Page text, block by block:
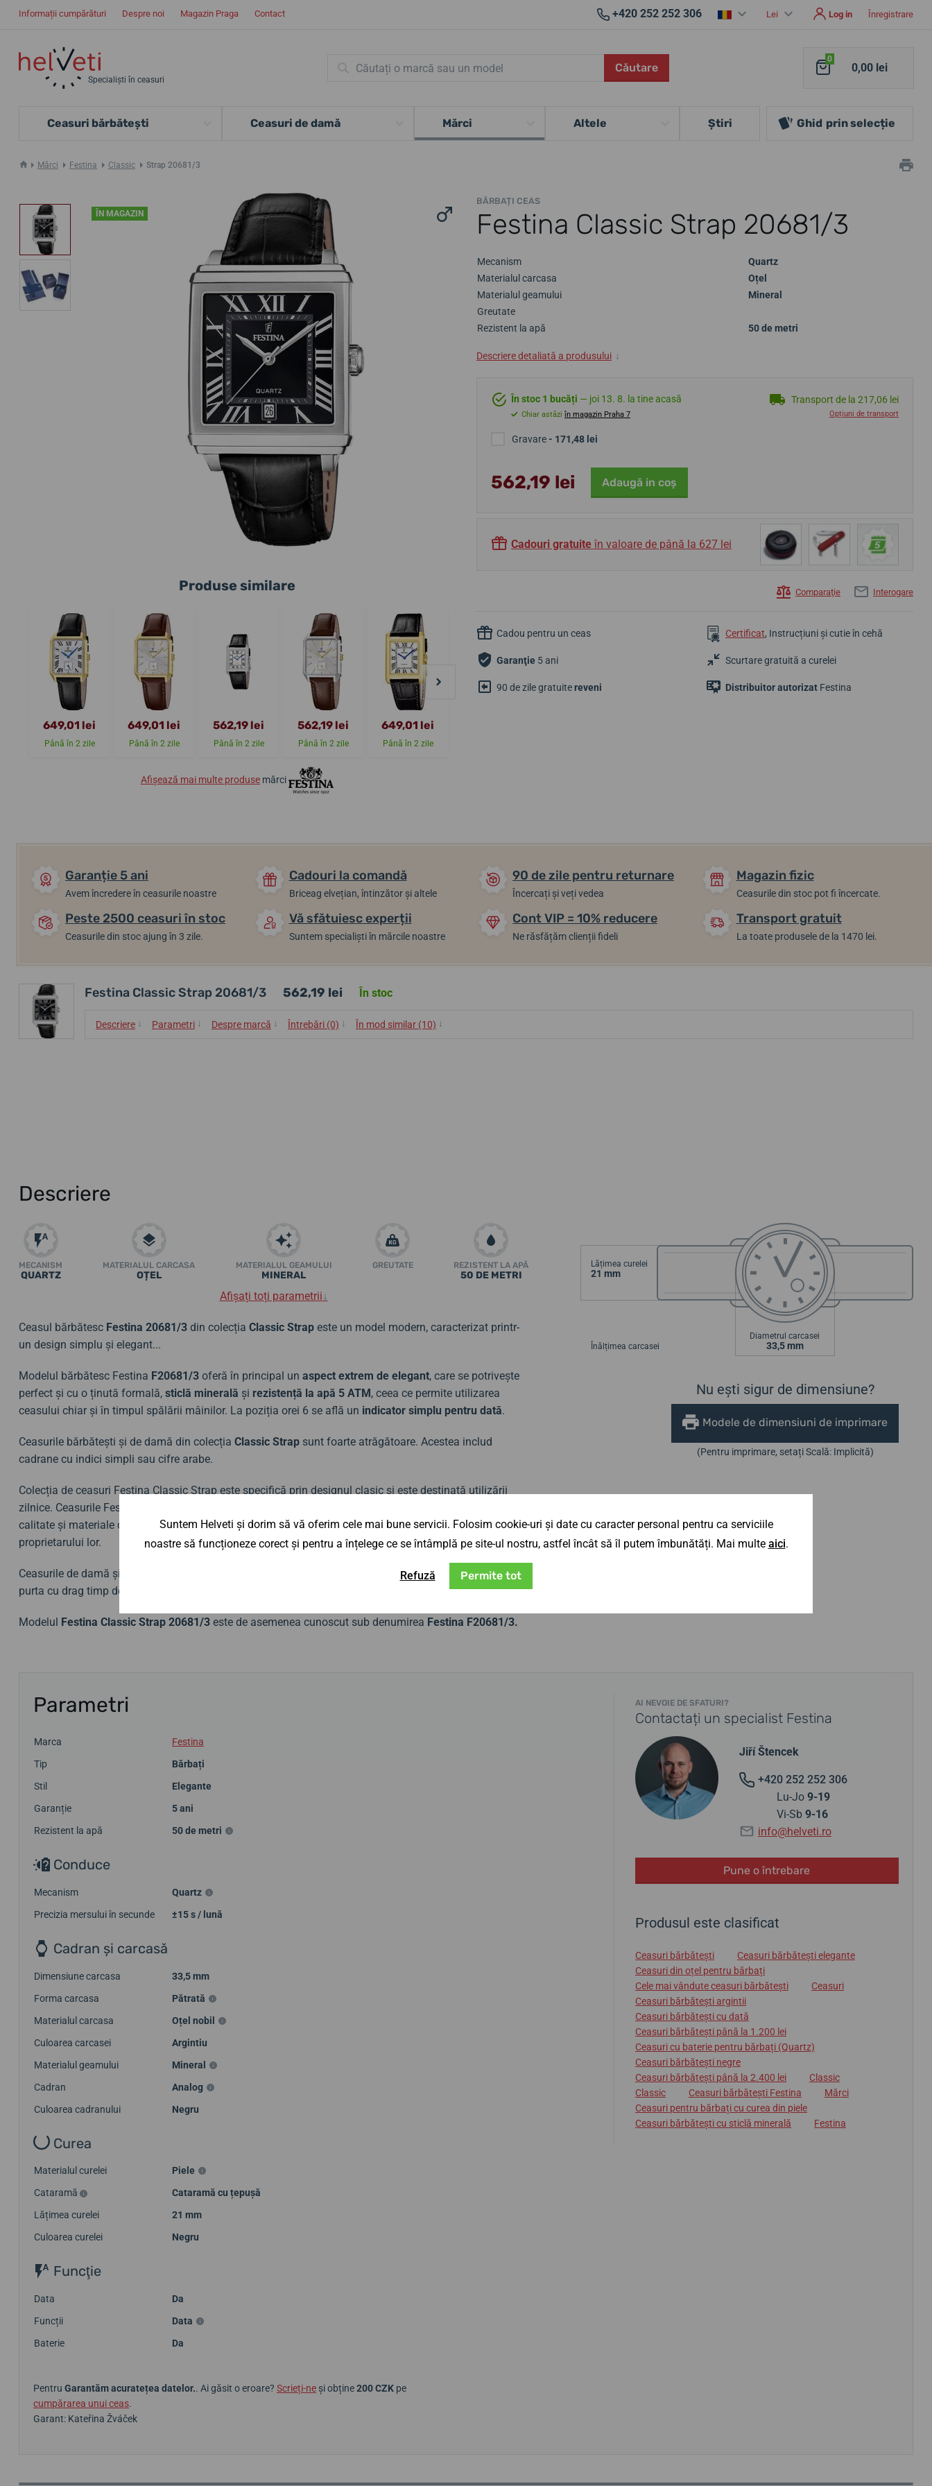
Informații cumpărături Despre noi Magazin Praga Contact +420 252 252 306 Lei Log in Înregistrare
Specialiști în ceasuri
Căutare
0
0,00 lei
Ceasuri bărbătești Ceasuri de damă Mărci Altele Ştiri Ghid prin selecție
Mărci Festina Classic Strap 20681/3
BĂRBAȚI CEAS
Festina Classic Strap 20681/3
ÎN MAGAZIN
Mecanism
Quartz
Materialul carcasa
Oțel
Materialul geamului
Mineral
Greutate
Rezistent la apă
50 de metri
Descriere detaliată a produsului ↓
În stoc 1 bucăți — joi 13. 8. la tine acasă
Chiar astăzi în magazin Praha 7
Transport de la 217,06 lei
Opțiuni de transport
Gravare- 171,48 lei
562,19 lei Adaugă in coş
Cadouri gratuite în valoare de până la 627 lei
Comparaţie Interogare
Cadou pentru un ceas Certificat, Instrucțiuni și cutie în cehă
Garanţie 5 ani Scurtare gratuită a curelei
90 de zile gratuitereveni Distribuitor autorizat Festina
Produse similare
649,01 lei
Până în 2 zile
649,01 lei
Până în 2 zile
562,19 lei
Până în 2 zile
562,19 lei
Până în 2 zile
649,01 lei
Până în 2 zile
Afișează mai multe produse mărci
Garanție 5 ani
Avem încredere în ceasurile noastre
Cadouri la comandă
Briceag elvețian, întinzător și altele
90 de zile pentru returnare
Încercați și veți vedea
Magazin fizic
Ceasurile din stoc pot fi încercate.
Peste 2500 ceasuri în stoc
Ceasurile din stoc ajung în 3 zile.
Vă sfătuiesc experții
Suntem specialiști în mărcile noastre
Cont VIP = 10% reducere
Ne răsfățăm clienții fideli
Transport gratuit
La toate produsele de la 1470 lei.
Festina Classic Strap 20681/3 562,19 lei În stoc
Descriere ↓ Parametri ↓ Despre marcă ↓ Întrebări (0) ↓ În mod similar (10) ↓
Descriere
MECANISM
QUARTZ
MATERIALUL CARCASA
OȚEL
MATERIALUL GEAMULUI
MINERAL
GREUTATE REZISTENT LA APĂ
50 DE METRI
Afișați toți parametrii↓
Ceasul bărbătesc Festina 20681/3 din colecția Classic Strap este un model modern, caracterizat printr-
un design simplu și elegant...
Modelul bărbătesc Festina F20681/3 oferă în principal un aspect extrem de elegant, care se potrivește
perfect și cu o ținută formală, sticlă minerală și rezistență la apă 5 ATM, ceea ce permite utilizarea
ceasului chiar și în timpul spălării mâinilor. La poziția orei 6 se află un indicator simplu pentru dată.
Ceasurile bărbătești și de damă din colecția Classic Strap sunt foarte atrăgătoare. Acestea includ
cadrane cu indici simpli sau cifre arabe.
Colecția de ceasuri Festina Classic Strap este specifică prin designul clasic și este destinată utilizării
zilnice. Ceasurile Festina Classic combină elemente de simplitate și minimalism cu o execuție de înaltă
calitate și materiale de calitate superioară. Stilul ceasurilor subliniază perfect personalitatea
proprietarului lor.
Ceasurile de damă și bărbătești din colecția Classic sunt accesorii de modă atemporale, pe care le veți
purta cu drag timp de zeci de ani și care vor fi mereu piesa de rezistență a aspectului dumneavoastră.
Modelul Festina Classic Strap 20681/3 este de asemenea cunoscut sub denumirea Festina F20681/3.
Lățimea curelei
21 mm
Înălțimea carcasei
Diametrul carcasei
33,5 mm
Nu ești sigur de dimensiune?
Modele de dimensiuni de imprimare
(Pentru imprimare, setați Scală: Implicită)
Parametri
Marca
Festina
Tip
Bărbați
Stil
Elegante
Garanție
5 ani
Rezistent la apă
50 de metri
Conduce
Mecanism
Quartz
Precizia mersului în secunde
±15 s / lună
Cadran și carcasă
Dimensiune carcasa
33,5 mm
Forma carcasa
Pătrată
Materialul carcasa
Oțel nobil
Culoarea carcasei
Argintiu
Materialul geamului
Mineral
Cadran
Analog
Culoarea cadranului
Negru
Curea
Materialul curelei
Piele
Cataramă
Cataramă cu țepușă
Lățimea curelei
21 mm
Culoarea curelei
Negru
Funcţie
Data
Da
Funcții
Data
Baterie
Da
Pentru Garantăm acuratețea datelor.. Ai găsit o eroare? Scrieți-ne și obține200 CZK pe
cumpărarea unui ceas.
Garant: Kateřina Žváček
AI NEVOIE DE SFATURI?
Contactați un specialist Festina
Jiří Štencek
+420 252 252 306
Lu-Jo 9-19
Vi-Sb 9-16
info@helveti.ro
Pune o întrebare
Produsul este clasificat
Ceasuri bărbătești
Ceasuri bărbătești elegante
Ceasuri din oțel pentru bărbați
Cele mai vândute ceasuri bărbătești
Ceasuri
Ceasuri bărbătești argintii
Ceasuri bărbătești cu dată
Ceasuri bărbătești până la 1.200 lei
Ceasuri cu baterie pentru bărbați (Quartz)
Ceasuri bărbătești negre
Ceasuri bărbătești până la 2.400 lei
Classic
Classic
Ceasuri bărbătești Festina
Mărci
Ceasuri pentru bărbați cu curea din piele
Ceasuri bărbătești cu sticlă minerală
Festina
Suntem Helveti și dorim să vă oferim cele mai bune servicii. Folosim cookie-uri și date cu caracter personal pentru ca serviciile
noastre să funcționeze corect și pentru a înțelege ce se întâmplă pe site-ul nostru, astfel încât să îl putem îmbunătăți. Mai multe aici.
Refuză Permite tot